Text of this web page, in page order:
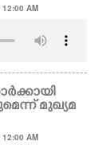
12:00 AM
മുഖ്യമ
12:00 AM